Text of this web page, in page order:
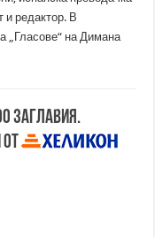
и редактор. В
„Гласове“ на Димана
заглавия.
от